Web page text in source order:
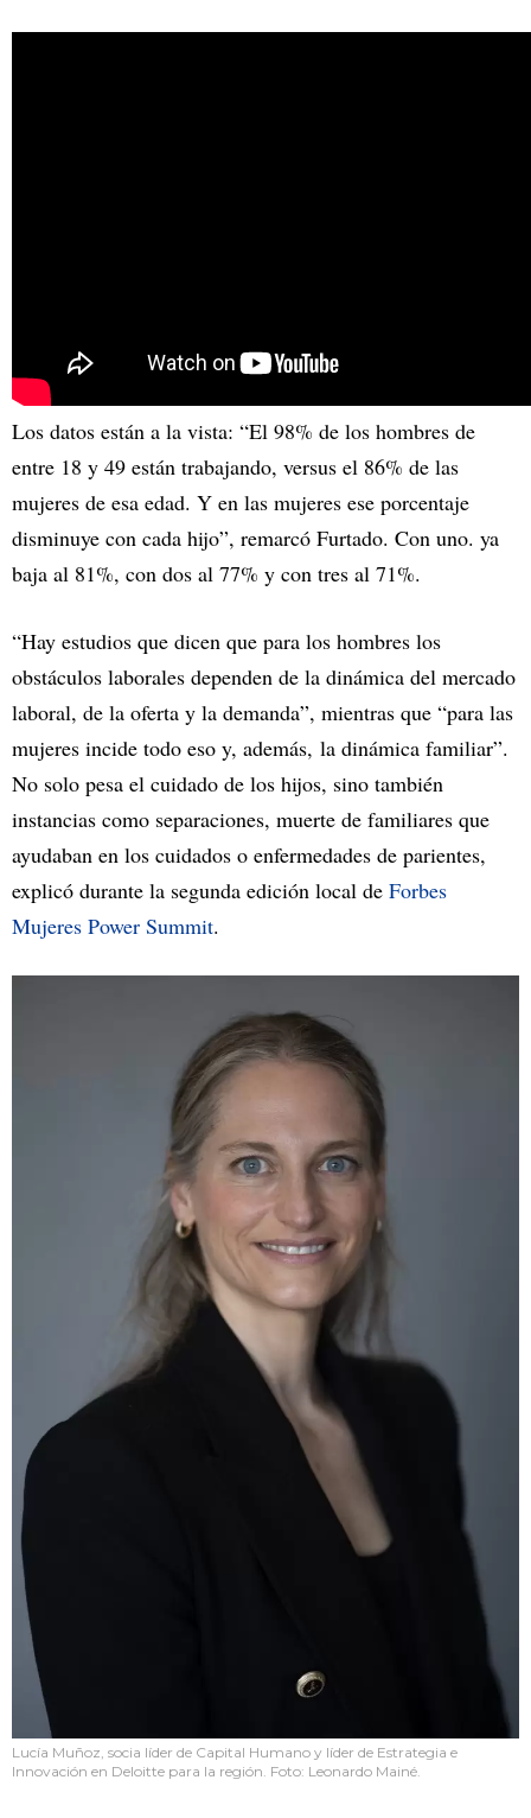
Los datos están a la vista: “El 98% de los hombres de
entre 18 y 49 están trabajando, versus el 86% de las
mujeres de esa edad. Y en las mujeres ese porcentaje
disminuye con cada hijo”, remarcó Furtado. Con uno. ya
baja al 81%, con dos al 77% y con tres al 71%.
“Hay estudios que dicen que para los hombres los
obstáculos laborales dependen de la dinámica del mercado
laboral, de la oferta y la demanda”, mientras que “para las
mujeres incide todo eso y, además, la dinámica familiar”.
No solo pesa el cuidado de los hijos, sino también
instancias como separaciones, muerte de familiares que
ayudaban en los cuidados o enfermedades de parientes,
explicó durante la segunda edición local de Forbes
Mujeres Power Summit.
Lucía Muñoz, socia líder de Capital Humano y líder de Estrategia e
Innovación en Deloitte para la región. Foto: Leonardo Mainé.